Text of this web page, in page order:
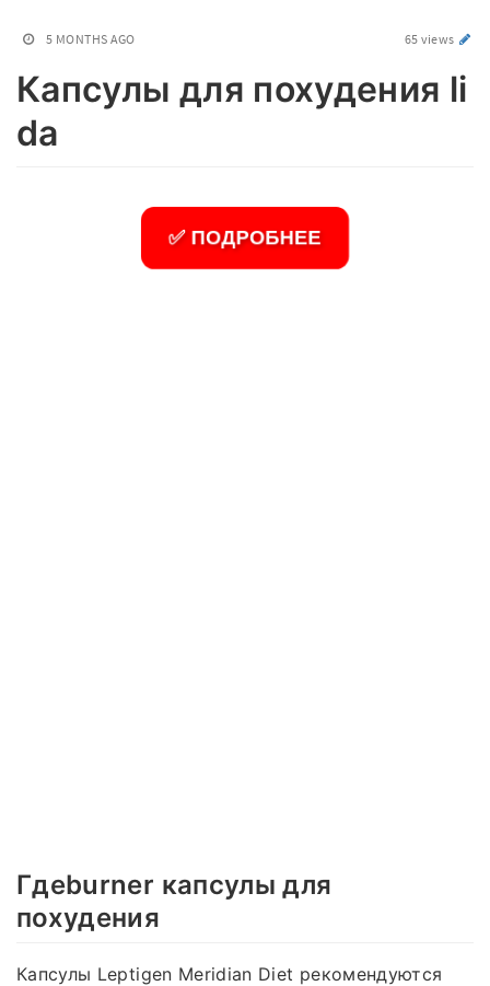
5 MONTHS AGO 65 views
Капсулы для похудения li
da
✅ ПОДРОБНЕЕ
Гдеburner капсулы для
похудения
Капсулы Leptigen Meridian Diеt рекомендуются